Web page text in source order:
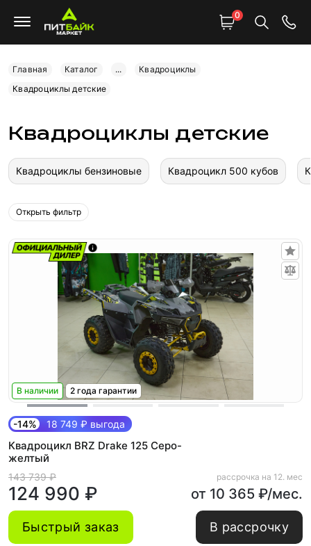
0
Главная Каталог ...
Квадроциклы
Квадроциклы детские
Квадроциклы детские
Квадроциклы бензиновые Квадроцикл 500 кубов
Открыть фильтр
В наличии 2 года гарантии
-14% 18 749 ₽ выгода
Квадроцикл BRZ Drake 125 Серо-
желтый
143 739 ₽
124 990 ₽
рассрочка на 12. мес
от 10 365 ₽/мес.
Быстрый заказ В рассрочку